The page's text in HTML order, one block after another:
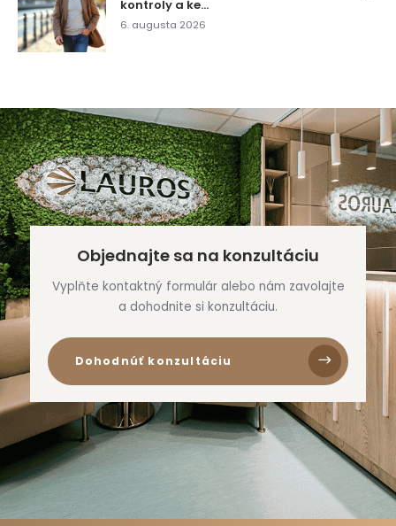
kontroly a ke...
6. augusta 2026
Objednajte sa na konzultáciu
Vyplňte kontaktný formulár alebo nám zavolajte
a dohodnite si konzultáciu.
Dohodnúť konzultáciu